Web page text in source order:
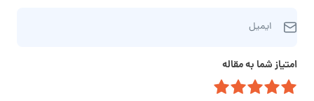
م‌
ا
ن
ر
ا
ی
ی
ل
ایمیل
امتیاز شما به مقاله